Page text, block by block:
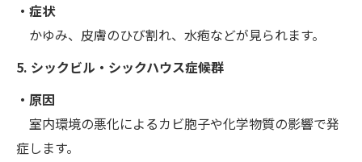
・症状
かゆみ、皮膚のひび割れ、水疱などが見られます。
5. シックビル・シックハウス症候群
・原因
室内環境の悪化によるカビ胞子や化学物質の影響で発
症します。